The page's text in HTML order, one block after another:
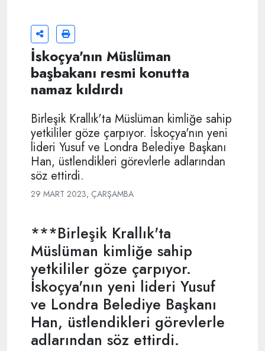
İskoçya'nın Müslüman
başbakanı resmi konutta
namaz kıldırdı
Birleşik Krallık'ta Müslüman kimliğe sahip
yetkililer göze çarpıyor. İskoçya'nın yeni
lideri Yusuf ve Londra Belediye Başkanı
Han, üstlendikleri görevlerle adlarından
söz ettirdi.
29 MART 2023, ÇARŞAMBA
***Birleşik Krallık'ta
Müslüman kimliğe sahip
yetkililer göze çarpıyor.
İskoçya'nın yeni lideri Yusuf
ve Londra Belediye Başkanı
Han, üstlendikleri görevlerle
adlarından söz ettirdi.